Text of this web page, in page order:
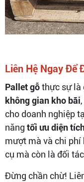
Liên Hệ Ngay Để
Pallet gỗthực sự là
không gian kho bãi
cho doanh nghiệp
năng tối ưu diện
mượt mà và chi phí
cụ mà còn là đối
Đừng chần chừ!